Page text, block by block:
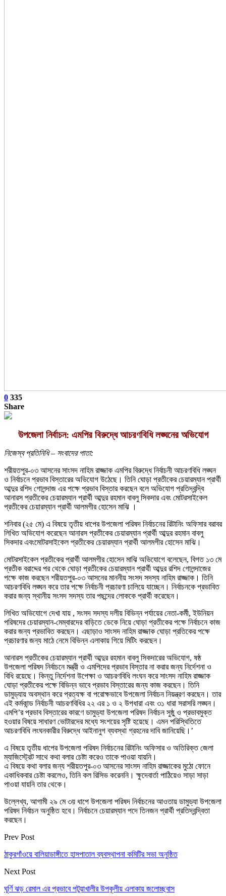
0 335
Share
উপজেলা নির্বাচন: এমপির বিরুদ্ধে আচরণবিধি লঙ্ঘনের অভিযোগ
নিজেস্ব প্রতিনিধি – সংবাদের পাতা:
শরীয়তপুর-০৩ আসনের সাংসদ নাহিম রাজ্জাক এমপির বিরুদ্ধে নির্বাচনী আচরণবিধি লঙ্ঘন
ও নির্বাচনে প্রভাব বিস্তারের অভিযোগ উঠেছে। তিনি ঘোড়া প্রতীকের চেয়ারম্যান প্রার্থী
আব্দুর রশিদ গোলন্দাজ এর পক্ষে প্রভাব বিস্তার করছেন বলে অভিযোগ প্রতিদ্বন্দ্বি
আনারস প্রতীকের চেয়ারম্যান প্রার্থী আব্দুর রহমান বাবলু সিকদার এবং মোটরসাইকেল
প্রতীকের চেয়ারম্যান প্রার্থী আলমগীর হোসেন মাঝি ।
শনিবার (২৫ মে) এ বিষয়ে তৃতীয় ধাপের উপজেলা পরিষদ নির্বাচনের রিটানিং অফিসার বরাবর
লিখিত অভিযোগ করেছেন আনারস প্রতীকের চেয়ারম্যান প্রার্থী আব্দুর রহমান বাবলু
সিকদার এবংমোটরসাইকেল প্রতীকের চেয়ারম্যান প্রার্থী আলমগীর হোসেন মাঝি।
মোটরসাইকেল প্রতীকের প্রার্থী আলমগীর হোসেন মাঝি অভিযোগে বলেছেন, বিগত ১৩ মে
প্রতীক বরাদ্দের পর থেকে ঘোড়া প্রতীকের চেয়ারম্যান প্রার্থী আব্দুর রশিদ গোলন্দাজের
পক্ষে কাজ করছেন শরীয়তপুর-০৩ আসনের মাননীয় সংসদ সদস্য নাহিম রাজ্জাক। তিনি
আচরণবিধি লঙ্ঘন করে তার পক্ষে নির্বাচনী প্রচারণা চালিয়ে যাচ্ছেন। নির্বাচনকে প্রভাবিত
করার জন্য স্থানীয় সংসদ সদস্য তার পছন্দের লোককে প্রার্থী করেছেন।
লিখিত অভিযোগে দেখা যায় , সংসদ সদস্য দলীয় বিভিন্ন পর্যায়ের নেতা-কর্মী, ইউনিয়ন
পরিষদের চেয়ারম্যান-মেম্বারদের বাড়িতে ডেকে নিয়ে ঘোড়া প্রতীকের পক্ষে নির্বাচনে কাজ
করার জন্য প্রভাবিত করছেন। এছাড়াও সাংসদ নাহিম রাজ্জাক ঘোড়া প্রতিকের পক্ষে
প্রচারণার জন্য মাঠে নেমে বিভিন্ন এলাকায় গিয়ে মিটিং করছেন।
আনারস প্রতীকের চেয়ারম্যান প্রার্থী আব্দুর রহমান বাবলু সিকদারের অভিযোগ, ষষ্ঠ
উপজেলা পরিষদ নির্বাচনে মন্ত্রী ও এমপিদের প্রভাব বিস্তার না করার জন্য নির্দেশনা ও
বিধি রয়েছে। কিন্তু নির্দেশনা উপেক্ষা ও আচরণবিধি লংঘন করে সাংসদ নাহিম রাজ্জাক
ঘোড়া প্রতীকের পক্ষে বিভিন্ন ভাবে প্রভাব বিস্তারের জন্য কাজ করছেন। তিনি
ডামুড্যায় অবস্থান করে প্রত্যক্ষ বা পরোক্ষভাবে উপজেলা নির্বাচন নিয়ন্ত্রণ করছেন। তার
এই কর্মকান্ড নির্বাচনী আচরণবিধির ২২ এর ১ ও ২ উপধারা এবং ৩১ ধারা সরাসরি লঙ্ঘন।
এমপি’র প্রভাব বিস্তারের কারণে ডামুড্যা উপজেলা পরিষদ নির্বাচন সুষ্ঠু ও প্রভাবমুক্ত
হওয়ার বিষয়ে সাধারণ ভোটারদের মধ্যে সংশয়ের সৃষ্টি হয়েছে। এমন পরিস্থিতিতে
আচরণবিধি লংঘনকারীর বিরুদ্ধে আইনানুগ ব্যবস্থা গ্রহনের দাবি জানিয়েছি।’
এ বিষয়ে তৃতীয় ধাপের উপজেলা পরিষদ নির্বাচনের রিটানিং অফিসার ও অতিরিক্ত জেলা
ম্যাজিস্ট্রেট সাথে কথা বলার চেষ্টা করেও তাকে পাওয়া যায়নি।
এ বিষয়ে কথা বলার জন্য শরীয়তপুর-০৩ আসনের সাংসদ নাহিম রাজ্জাকের মুঠো ফোনে
একাধিকবার চেষ্টা করলেও, তিনি কল রিসিভ করেননি। ক্ষুদেবার্তা পাঠিয়েও সাড়া সাড়া
পাওয়া যায়নি তার থেকে।
উল্লেখ্য, আগামী ২৯ মে ৩য় ধাপে উপজেলা পরিষদ নির্বাচনের আওতায় ডামুড্যা উপজেলা
পরিষদ নির্বাচন অনুষ্ঠিত হবে। নির্বাচনে চেয়ারম্যান পদে তিনজন প্রার্থী প্রতিদ্বন্দ্বিতা
করছেন।
Prev Post
ঠাকুরগাঁওয়ে বালিয়াডাঙ্গীতে হাসপাতাল ব্যবস্থাপনা কমিটির সভা অনুষ্ঠিত
Next Post
ঘূর্ণি ঝড় রেমাল এর প্রভাবে পটুয়াখালীর উপকূলীয় এলাকায় জলোচ্ছ্বাস